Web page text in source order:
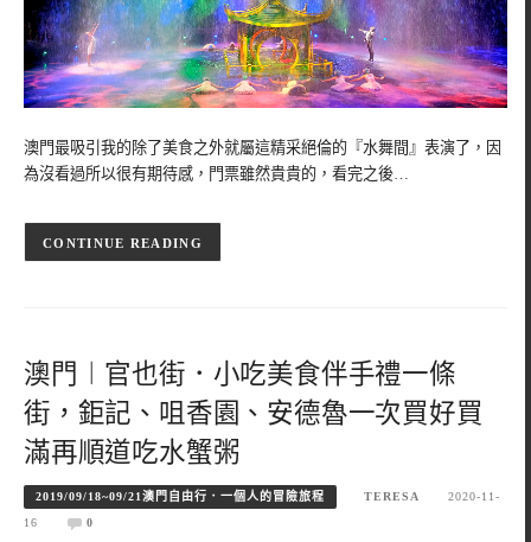
澳門最吸引我的除了美食之外就屬這精采絕倫的『水舞間』表演了，因
為沒看過所以很有期待感，門票雖然貴貴的，看完之後…
CONTINUE READING
澳門︱官也街．小吃美食伴手禮一條
街，鉅記、咀香園、安德魯一次買好買
滿再順道吃水蟹粥
2019/09/18~09/21澳門自由行．一個人的冒險旅程 TERESA
2020-11-
16
0